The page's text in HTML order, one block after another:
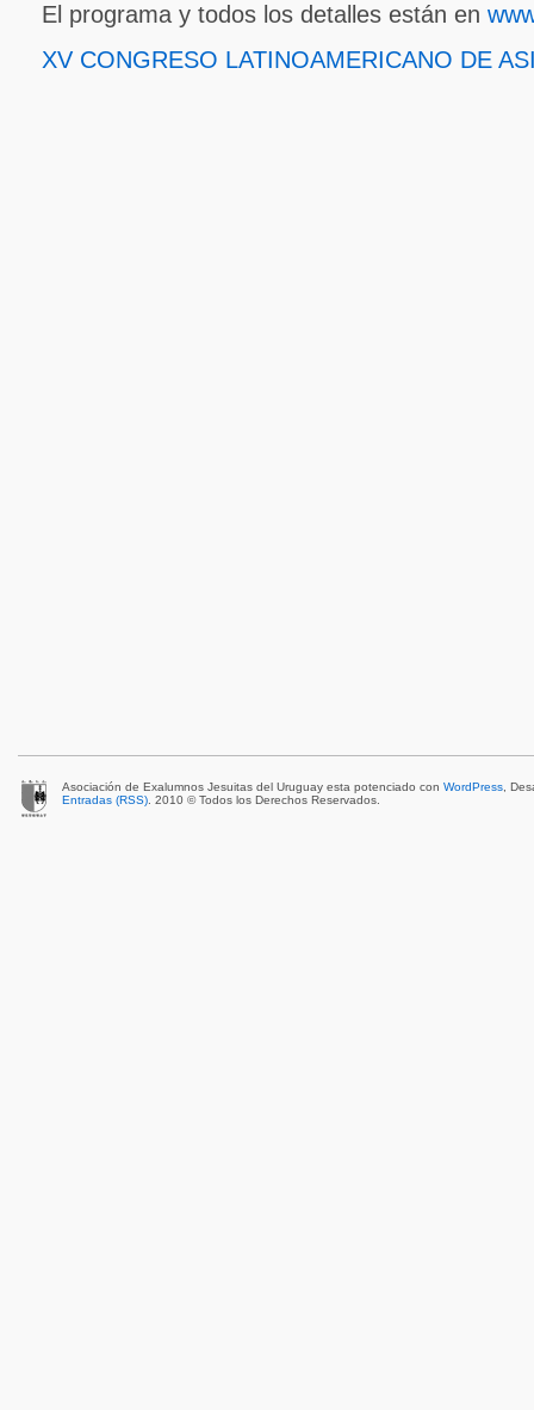
El programa y todos los detalles están en
XV CONGRESO LATINOAMERICANO DE
Asociación de Exalumnos Jesuitas del Uruguay esta potenciado con WordPress ,
Entradas (RSS) . 2010 © Todos los Derechos Reservados.